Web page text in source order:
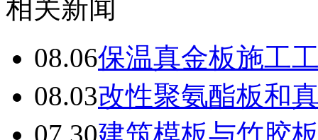
相关新闻
08.06保温真金板施工
08.03改性聚氨酯板和